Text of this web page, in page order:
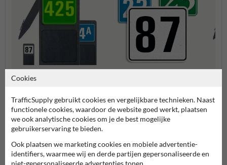
Huisnummerpaal met één
Huisnummerborden & palen
Cookies
TrafficSupply gebruikt cookies en vergelijkbare technieken. Naast
functionele cookies, waardoor de website goed werkt, plaatsen
we ook analytische cookies om je de best mogelijke
gebruikerservaring te bieden.
Ook plaatsen we marketing cookies en mobiele advertentie-
identifiers, waarmee wij en derde partijen gepersonaliseerde en
niet-gepersonaliseerde advertenties tonen